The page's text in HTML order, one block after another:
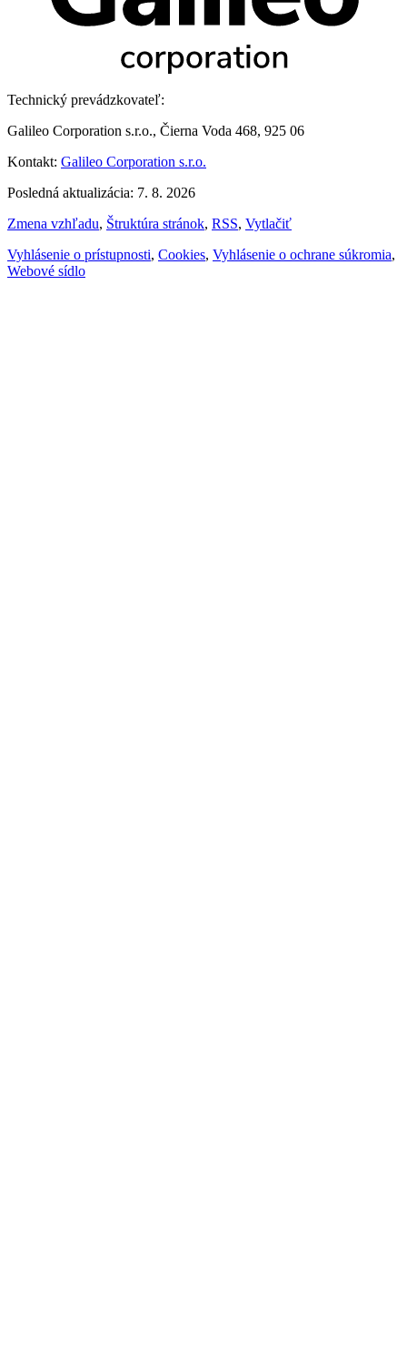
Technický prevádzkovateľ:
Galileo Corporation s.r.o., Čierna Voda 468, 925 06
Kontakt: Galileo Corporation s.r.o.
Posledná aktualizácia: 7. 8. 2026
Zmena vzhľadu, Štruktúra stránok, RSS, Vytlačiť
Vyhlásenie o prístupnosti, Cookies, Vyhlásenie o ochrane súkromia,
Webové sídlo